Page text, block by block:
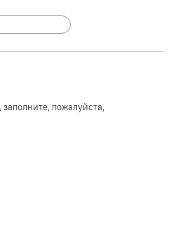
пожалуйста,